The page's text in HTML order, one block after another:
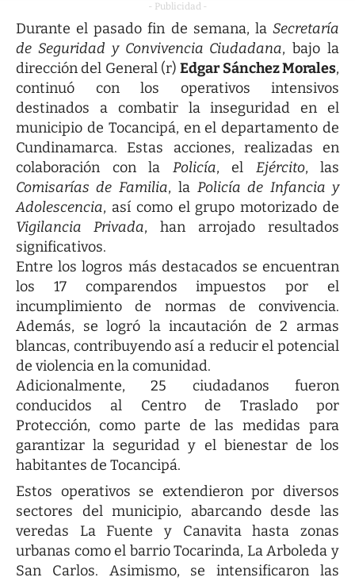
- Publicidad -
Durante el pasado fin de semana, la Secretaría
de Seguridad y Convivencia Ciudadana, bajo la
dirección del General (r)Edgar Sánchez Morales,
continuó con los operativos intensivos
destinados a combatir la inseguridad en el
municipio de Tocancipá, en el departamento de
Cundinamarca. Estas acciones, realizadas en
colaboración con la Policía, el Ejército, las
Comisarías de Familia, laPolicía de Infancia y
Adolescencia, así como el grupo motorizado de
Vigilancia Privada, han arrojado resultados
significativos.
Entre los logros más destacados se encuentran
los 17 comparendos impuestos por el
incumplimiento de normas de convivencia.
Además, se logró la incautación de 2 armas
blancas, contribuyendo así a reducir el potencial
de violencia en la comunidad.
Adicionalmente, 25 ciudadanos fueron
conducidos al Centro de Traslado por
Protección, como parte de las medidas para
garantizar la seguridad y el bienestar de los
habitantes de Tocancipá.
Estos operativos se extendieron por diversos
sectores del municipio, abarcando desde las
veredas La Fuente y Canavita hasta zonas
urbanas como el barrio Tocarinda, La Arboleda y
San Carlos. Asimismo, se intensificaron las